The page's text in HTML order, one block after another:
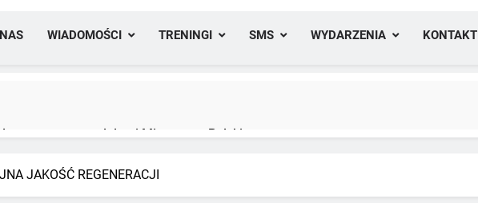
WIADOMOŚCI TRENINGI SMS WYDARZENIA KONTAKT
z trzema medalami Mistrzostw Polski
JAKOŚĆ REGENERACJI